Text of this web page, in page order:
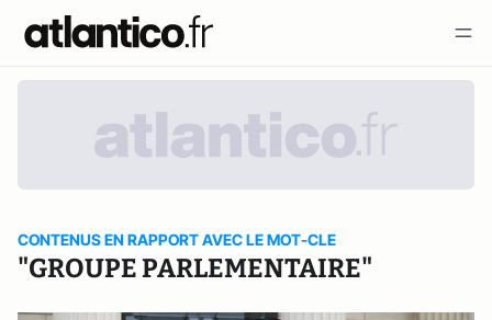
CONTENUS EN RAPPORT AVEC LE MOT-CLE
"GROUPE PARLEMENTAIRE"